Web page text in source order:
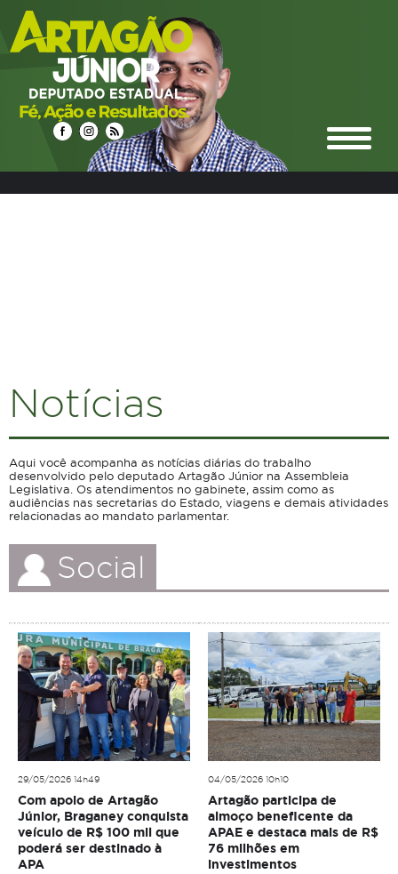
Notícias
Aqui você acompanha as notícias diárias do trabalho
desenvolvido pelo deputado Artagão Júnior na Assembleia
Legislativa. Os atendimentos no gabinete, assim como as
audiências nas secretarias do Estado, viagens e demais atividades
relacionadas ao mandato parlamentar.
Social
29/05/2026 14h49
Com apoio de Artagão
Júnior, Braganey conquista
veículo de R$ 100 mil que
poderá ser destinado à
APA
04/05/2026 10h10
Artagão participa de
almoço beneficente da
APAE e destaca mais de R$
76 milhões em
investimentos